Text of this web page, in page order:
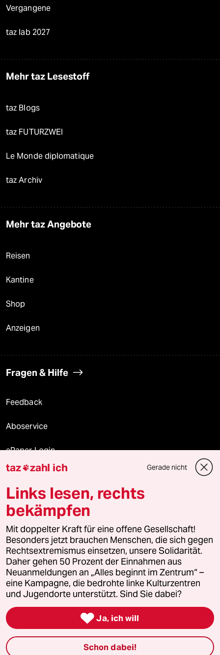
Vergangene
taz lab 2027
Mehr taz Lesestoff
taz Blogs
taz FUTURZWEI
Le Monde diplomatique
taz Archiv
Mehr taz Angebote
Reisen
Kantine
Shop
Anzeigen
Fragen & Hilfe
Feedback
Aboservice
ePaper Login
Downloads für Abonnierende
© 2026 taz Verlags und Vertriebs GmbH
Alle Rechte vorbehalten. Bei rechtlichen Fragen oder für Genehmigungen
wenden Sie sich bitte an
lizenzen@taz.de
Feedback Redaktionsstatut Kommune-Richtlinien
Leitlinie Informant Datenschutz Impressum AGB
Seitenwende Einwilligungen widerrufen (Ads)
taz zahl ich Gerade nicht
Links lesen, rechts
bekämpfen
Mit doppelter Kraft für eine offene Gesellschaft!
Besonders jetzt brauchen Menschen, die sich gegen
Rechtsextremismus einsetzen, unsere Solidarität.
Daher gehen 50 Prozent der Einnahmen aus
Neuanmeldungen an „Alles beginnt im Zentrum“ –
eine Kampagne, die bedrohte linke Kulturzentren
und Jugendorte unterstützt. Sind Sie dabei?
 Ja, ich will
Schon dabei!